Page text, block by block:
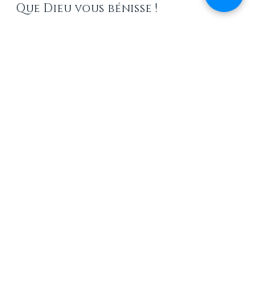
Que Dieu vous bénisse !